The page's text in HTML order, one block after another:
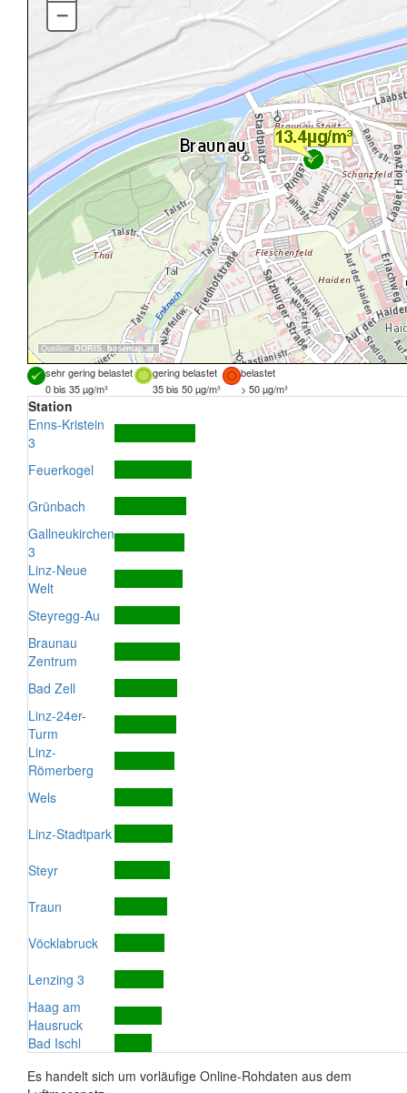
Quellen: DORIS, basemap.at
–
sehr gering belastet gering belastet
belastet
0 bis 35 µg/m³
35 bis 50 µg/m³ > 50 µg/m³
Station
Enns-Kristein
3
Feuerkogel
Grünbach
Gallneukirchen
3
Linz-Neue
Welt
Steyregg-Au
Braunau
Zentrum
Bad Zell
Linz-24er-
Turm
Linz-
Römerberg
Wels
Linz-Stadtpark
Steyr
Traun
Vöcklabruck
Lenzing 3
Haag am
Hausruck
Bad Ischl
Es handelt sich um vorläufige Online-Rohdaten aus dem